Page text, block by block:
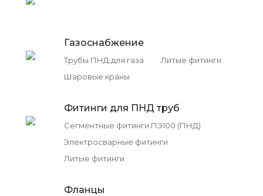
Газоснабжение
Трубы ПНД для газа
Литые фитинги
Шаровые краны
Фитинги для ПНД труб
Сегментные фитинги ПЭ100 (ПНД)
Электросварные фитинги
Литые фитинги
Фланцы